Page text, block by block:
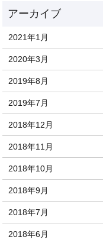
2021年1月
2020年3月
2019年8月
2019年7月
2018年12月
2018年11月
2018年10月
2018年9月
2018年7月
2018年6月